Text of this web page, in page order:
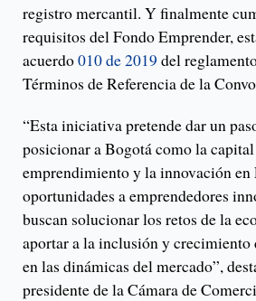
registro mercantil. Y finalmente
requisitos del Fondo Emprender,
acuerdo010 de 2019 del
Términos de Referencia de la
“Esta iniciativa pretende dar un
posicionar a Bogotá como la
emprendimiento y la innovación
oportunidades a emprendedores
buscan solucionar los retos de la
aportar a la inclusión y crecimiento
en las dinámicas del mercado”,
presidente de la Cámara de